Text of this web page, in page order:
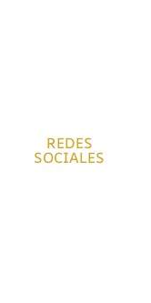
REDES
SOCIALES